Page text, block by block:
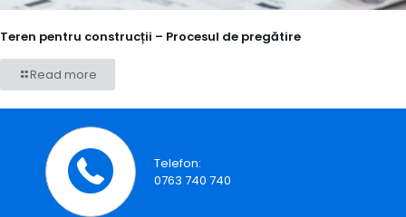
Teren pentru construcții – Procesul de pregătire
Read more
Telefon:
0763 740 740